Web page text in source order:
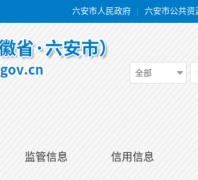
六安市人民政府 六安市公共资
全部
监管信息 信用信息